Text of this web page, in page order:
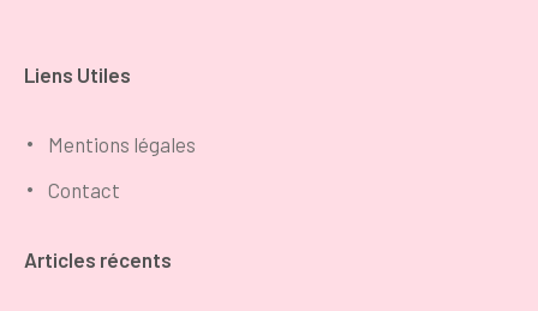
Liens Utiles
Mentions légales
Contact
Articles récents